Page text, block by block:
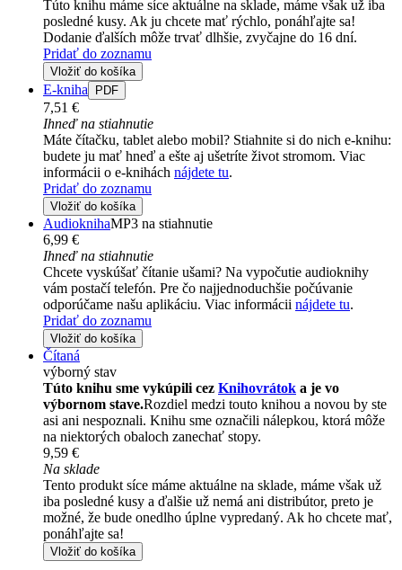
Túto knihu máme síce aktuálne na sklade, máme však už iba
posledné kusy. Ak ju chcete mať rýchlo, ponáhľajte sa!
Dodanie ďalších môže trvať dlhšie, zvyčajne do 16 dní.
Pridať do zoznamu
Vložiť do košíka
E-kniha PDF
7,51 €
Ihneď na stiahnutie
Máte čítačku, tablet alebo mobil? Stiahnite si do nich e-knihu:
budete ju mať hneď a ešte aj ušetríte život stromom. Viac
informácii o e-knihách nájdete tu.
Pridať do zoznamu
Vložiť do košíka
AudioknihaMP3 na stiahnutie
6,99 €
Ihneď na stiahnutie
Chcete vyskúšať čítanie ušami? Na vypočutie audioknihy
vám postačí telefón. Pre čo najjednoduchšie počúvanie
odporúčame našu aplikáciu. Viac informácii nájdete tu.
Pridať do zoznamu
Vložiť do košíka
Čítaná
výborný stav
Túto knihu sme vykúpili cez Knihovrátok a je vo
výbornom stave.Rozdiel medzi touto knihou a novou by ste
asi ani nespoznali. Knihu sme označili nálepkou, ktorá môže
na niektorých obaloch zanechať stopy.
9,59 €
Na sklade
Tento produkt síce máme aktuálne na sklade, máme však už
iba posledné kusy a ďalšie už nemá ani distribútor, preto je
možné, že bude onedlho úplne vypredaný. Ak ho chcete mať,
ponáhľajte sa!
Vložiť do košíka